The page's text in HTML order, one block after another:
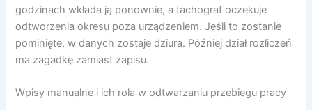
godzinach wkłada ją ponownie, a tachograf oczekuje
odtworzenia okresu poza urządzeniem. Jeśli to zostanie
pominięte, w danych zostaje dziura. Później dział rozliczeń
ma zagadkę zamiast zapisu.
Wpisy manualne i ich rola w odtwarzaniu przebiegu pracy